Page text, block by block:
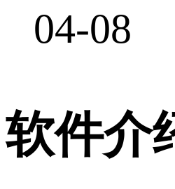
04-08
软件介